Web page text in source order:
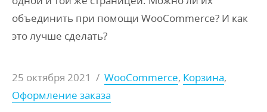
объединить при помощи WooCommerce? И как
это лучше сделать?
25 октября 2021 / WooCommerce, Корзина,
Оформление заказа